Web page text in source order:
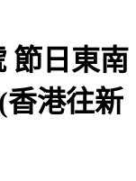
節日東南
港往新